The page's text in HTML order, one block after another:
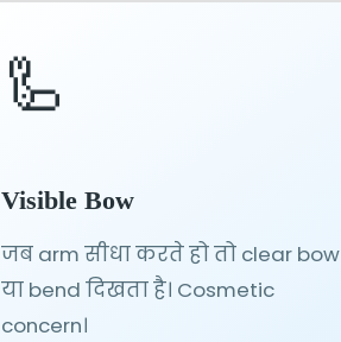
🦾
Visible Bow
जब arm सीधा करते हो तो clear bow
या bend दिखता है। Cosmetic
concern।